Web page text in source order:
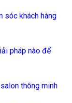
sóc khách hàng
pháp nào để
thông minh